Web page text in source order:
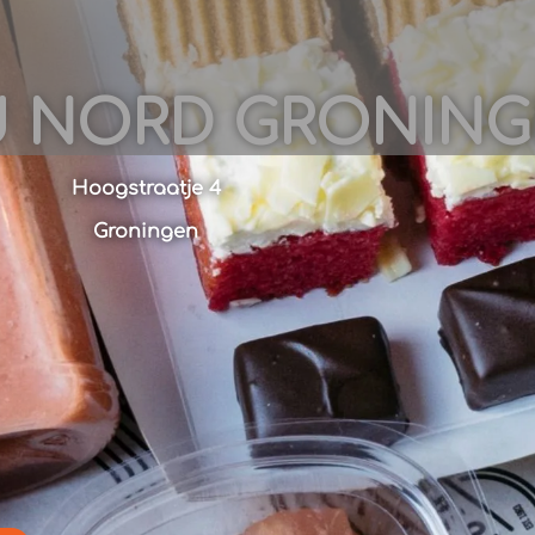
NORD
Hoogstraatje 4
Groningen